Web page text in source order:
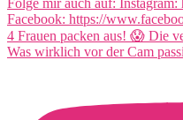
4 Frauen packen aus! 😱 Die
Was wirklich vor der Cam